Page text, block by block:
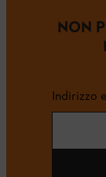
NON
Indirizzo